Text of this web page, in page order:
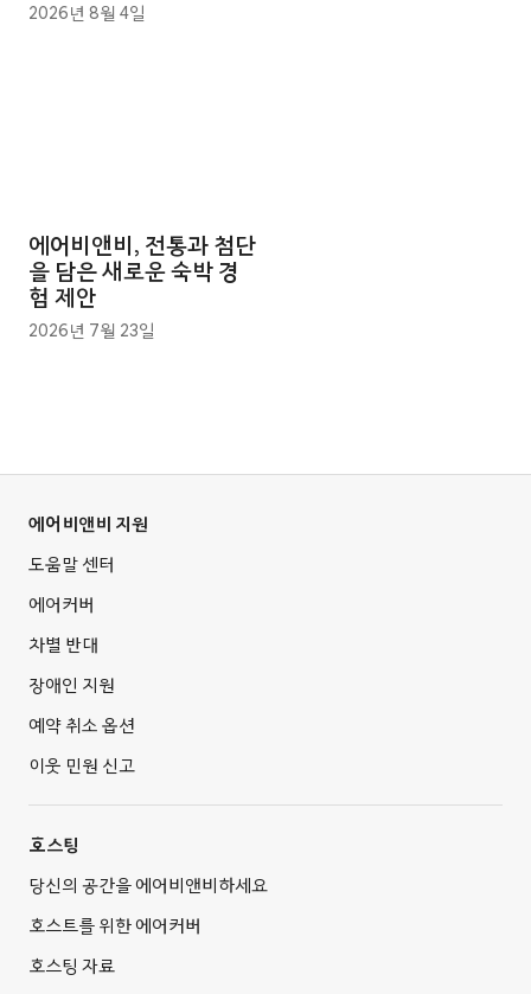
2026년 8월 4일
에어비앤비, 전통과 첨단
을 담은 새로운 숙박 경
험 제안
2026년 7월 23일
에어비앤비 지원
도움말 센터
에어커버
차별 반대
장애인 지원
예약 취소 옵션
이웃 민원 신고
호스팅
당신의 공간을 에어비앤비하세요
호스트를 위한 에어커버
호스팅 자료